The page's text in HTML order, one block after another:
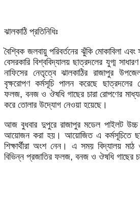
ঝালকাঠি প্রতিনিধিঃ
বৈশ্বিক জলবায়ু পরিবর্তনের ঝুঁকি মোকাবিলা
বেসরকারি বিশ্ববিদ্যালয় ছাত্রদলের যুগ্ম
নাফিসের নেতৃত্বে ঝালকাঠির রাজাপুর
বৃক্ষরোপণ কর্মসূচি পালন করেছে ছাত্রদলের
ফলজ, বনজ ও ঔষধি গাছের চারা রোপণের
করে তোলার উদ্যোগ নেওয়া হয়েছে।
আজ বুধবার দুপুরে রাজাপুর মডেল পাইলট উচ্চ
আয়োজন করা হয়। আয়োজিত এ কর্মসূচিতে
শিক্ষার্থীরা অংশ নেন। এ সময় বিদ্যালয় মাঠ
বিভিন্ন প্রজাতির ফলজ, বনজ ও ঔষধি গাছের